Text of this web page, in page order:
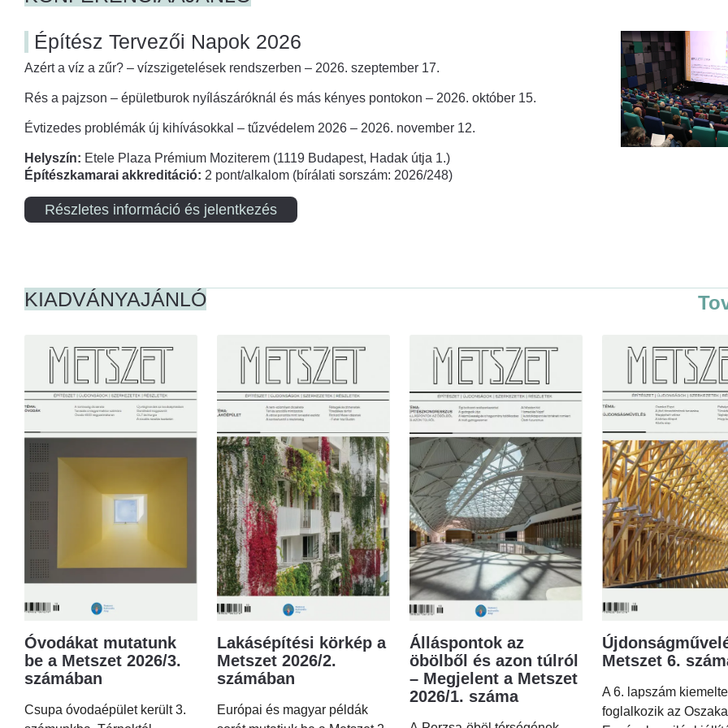
Építész Tervezői Napok 2026
Azért a víz a zűr? – vízszigetelések rendszerben – 2026. szeptember 17.
Rés a pajzson – épületburok nyílászáróknál és más kényes pontokon – 2026. október 15.
Évtizedes problémák új kihívásokkal – tűzvédelem 2026 – 2026. november 12.
Helyszín: Etele Plaza Prémium Moziterem (1119 Budapest, Hadak útja 1.)
Építészkamarai akkreditáció: 2 pont/alkalom (bírálati sorszám: 2026/248)
Részletes információ és jelentkezés
KIADVÁNYAJÁNLÓ
Óvodákat mutatunk
be a Metszet 2026/3.
számában
Csupa óvodaépület került 3.
Lakásépítési körkép a
Metszet 2026/2.
számában
Európai és magyar példák
Álláspontok az
öbölből és azon túlról
– Megjelent a Metszet
2026/1. száma
Metszet 6.
A 6. lapszám
foglalkozik az